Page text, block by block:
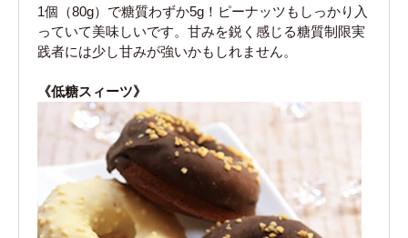
1個（80g）で糖質わずか5g！ピーナッツもしっかり入
っていて美味しいです。甘みを鋭く感じる糖質制限実
践者には少し甘みが強いかもしれません。
《低糖スィーツ》